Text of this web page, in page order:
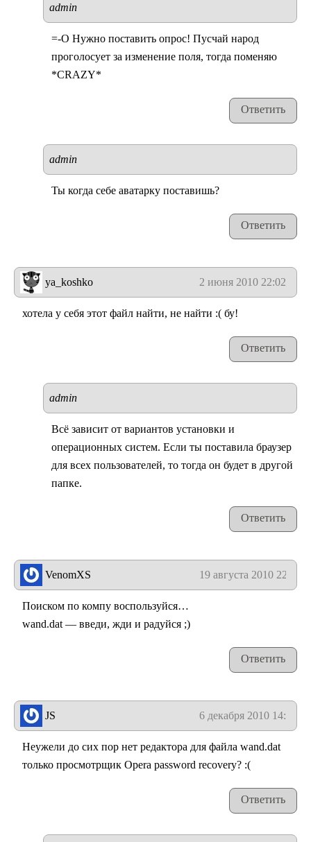
admin
=-O Нужно поставить опрос! Пусчай народ
проголосует за изменение поля, тогда поменяю
*CRAZY*
Ответить
admin
Ты когда себе аватарку поставишь?
Ответить
ya_koshko 2 июня 2010 22:02
хотела у себя этот файл найти, не найти :( бу!
Ответить
admin
Всё зависит от вариантов установки и
операционных систем. Если ты поставила браузер
для всех пользователей, то тогда он будет в другой
папке.
Ответить
VenomXS 19 августа 2010 22:21
Поиском по компу воспользуйся…
wand.dat — введи, жди и радуйся ;)
Ответить
JS 6 декабря 2010 14:08
Неужели до сих пор нет редактора для файла wand.dat
только просмотрщик Opera password recovery? :(
Ответить